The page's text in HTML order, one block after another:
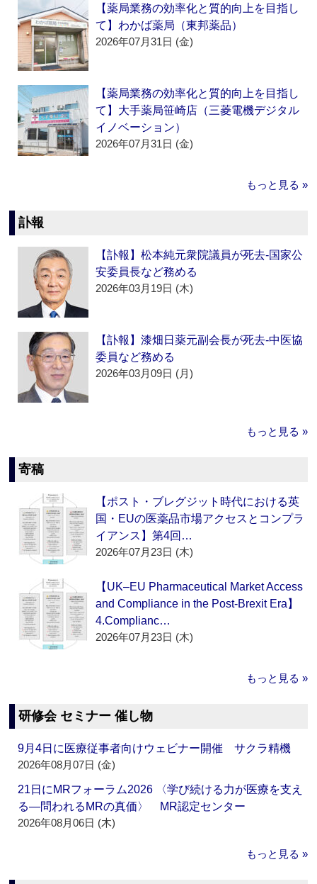
【薬局業務の効率化と質的向上を目指し
て】わかば薬局（東邦薬品）
2026年07月31日 (金)
【薬局業務の効率化と質的向上を目指し
て】大手薬局笹崎店（三菱電機デジタル
イノベーション）
2026年07月31日 (金)
もっと見る »
訃報
【訃報】松本純元衆院議員が死去‐国家公
安委員長など務める
2026年03月19日 (木)
【訃報】漆畑日薬元副会長が死去‐中医協
委員など務める
2026年03月09日 (月)
もっと見る »
寄稿
【ポスト・ブレグジット時代における英
国・EUの医薬品市場アクセスとコンプラ
イアンス】第4回…
2026年07月23日 (木)
【UK–EU Pharmaceutical Market Access
and Compliance in the Post-Brexit Era】
4.Complianc…
2026年07月23日 (木)
もっと見る »
研修会 セミナー 催し物
9月4日に医療従事者向けウェビナー開催 サクラ精機
2026年08月07日 (金)
21日にMRフォーラム2026 〈学び続ける力が医療を支え
る―問われるMRの真価〉 MR認定センター
2026年08月06日 (木)
もっと見る »